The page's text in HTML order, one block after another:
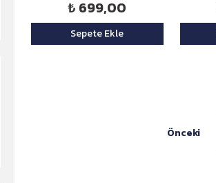
₺ 699,00
Sepete Ekle